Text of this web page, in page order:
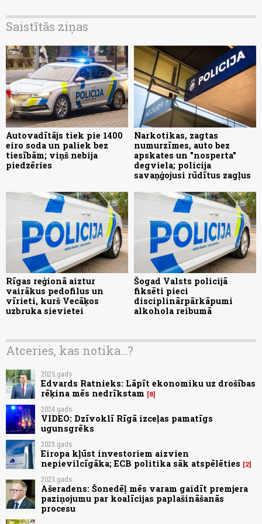
Saistītās ziņas
Autovadītājs tiek pie 1400
eiro soda un paliek bez
tiesībām; viņš nebija
piedzēries
Narkotikas, zagtas
numurzīmes, auto bez
apskates un "nosperta"
degviela; policija
savaņģojusi rūdītus zagļus
Rīgas reģionā aiztur
vairākus pedofilus un
vīrieti, kurš Vecāķos
uzbruka sievietei
Šogad Valsts policijā
fiksēti pieci
disciplinārpārkāpumi
alkohola reibumā
Atceries, kas notika...?
2025.gads
Edvards Ratnieks: Lāpīt ekonomiku uz drošības
rēķina mēs nedrīkstam
8
2024.gads
VIDEO: Dzīvoklī Rīgā izceļas pamatīgs
ugunsgrēks
2023.gads
Eiropa kļūst investoriem aizvien
nepievilcīgāka; ECB politika sāk atspēlēties
2
2023.gads
Ašeradens: Šonedēļ mēs varam gaidīt premjera
paziņojumu par koalīcijas paplašināšanās
procesu